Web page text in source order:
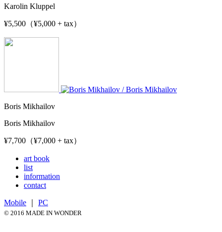
Karolin Kluppel
¥5,500（¥5,000 + tax）
Boris Mikhailov
Boris Mikhailov
¥7,700（¥7,000 + tax）
art book
list
information
contact
Mobile PC
© 2016 MADE IN WONDER